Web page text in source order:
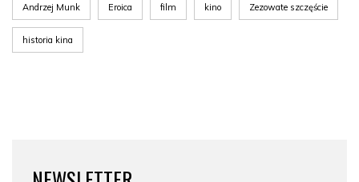
Andrzej Munk Eroica film kino Zezowate szczęście
historia kina